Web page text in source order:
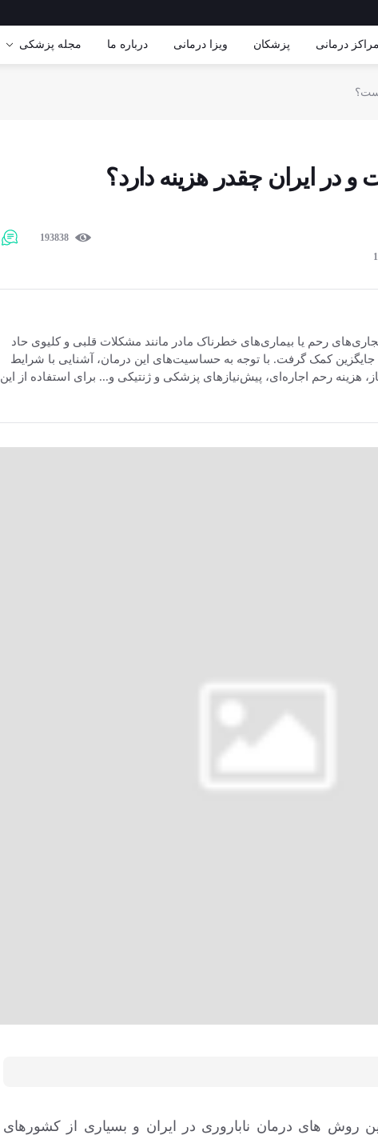
مراکز درمانی پزشکان ویزا درمانی درباره ما مجله پزشکی
در ایران چقدر هزینه دارد؟
193838
رحم یا بیماری‌های خطرناک مادر مانند مشکلات قلبی و کلیوی حاد
جایگزین کمک گرفت. با توجه به حساسیت‌های این درمان، آشنایی با شرایط
هزینه رحم اجاره‌ای، پیش‌نیازهای پزشکی و ژنتیکی و... برای استفاده از این
رحم اجاره ای یکی از جدیدترین روش ‎های درمان ناباروری در ایران و بسیاری از کشورهای